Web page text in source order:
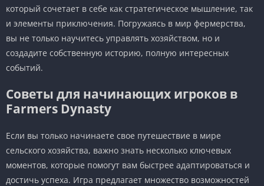
который сочетает в себе как стратегическое мышление, так
и элементы приключения. Погружаясь в мир фермерства,
вы не только научитесь управлять хозяйством, но и
создадите собственную историю, полную интересных
событий.
Советы для начинающих игроков в
Farmers Dynasty
Если вы только начинаете свое путешествие в мире
сельского хозяйства, важно знать несколько ключевых
моментов, которые помогут вам быстрее адаптироваться и
достичь успеха. Игра предлагает множество возможностей